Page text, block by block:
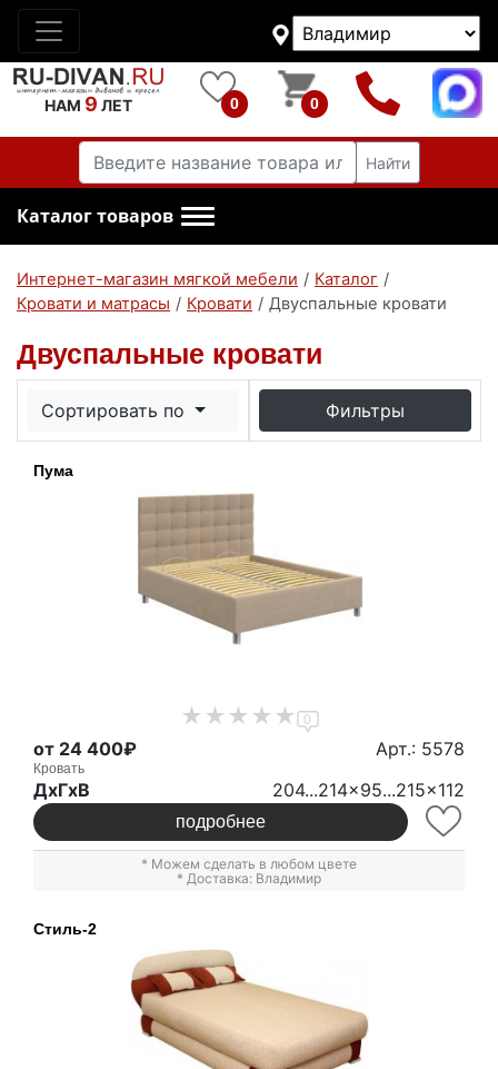
НАМ 9 ЛЕТ 0 0
Найти
Каталог товаров
Интернет-магазин мягкой мебели / Каталог /
Кровати и матрасы / Кровати / Двуспальные кровати
Двуспальные кровати
Сортировать по Фильтры
Пума
0
от 24 400₽ Арт.: 5578
Кровать
ДxГxВ 204...214x95...215x112
подробнее
* Можем сделать в любом цвете
* Доставка: Владимир
Стиль-2